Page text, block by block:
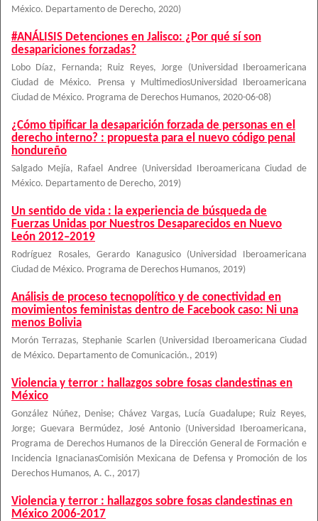
México. Departamento de Derecho, 2020)
#ANÁLISIS Detenciones en Jalisco: ¿Por qué sí son
desapariciones forzadas?
Lobo Díaz, Fernanda; Ruiz Reyes, Jorge (Universidad Iberoamericana
Ciudad de México. Prensa y MultimediosUniversidad Iberoamericana
Ciudad de México. Programa de Derechos Humanos, 2020-06-08)
¿Cómo tipificar la desaparición forzada de personas en el
derecho interno? : propuesta para el nuevo código penal
hondureño
Salgado Mejía, Rafael Andree (Universidad Iberoamericana Ciudad de
México. Departamento de Derecho, 2019)
Un sentido de vida : la experiencia de búsqueda de
Fuerzas Unidas por Nuestros Desaparecidos en Nuevo
León 2012–2019
Rodríguez Rosales, Gerardo Kanagusico (Universidad Iberoamericana
Ciudad de México. Programa de Derechos Humanos, 2019)
Análisis de proceso tecnopolítico y de conectividad en
movimientos feministas dentro de Facebook caso: Ni una
menos Bolivia
Morón Terrazas, Stephanie Scarlen (Universidad Iberoamericana Ciudad
de México. Departamento de Comunicación., 2019)
Violencia y terror : hallazgos sobre fosas clandestinas en
México
González Núñez, Denise; Chávez Vargas, Lucía Guadalupe;
Ruiz Reyes,
Jorge; Guevara Bermúdez, José Antonio (Universidad Iberoamericana,
Programa de Derechos Humanos de la Dirección General de Formación e
Incidencia IgnacianasComisión Mexicana de Defensa y Promoción de los
Derechos Humanos, A. C., 2017)
Violencia y terror : hallazgos sobre fosas clandestinas en
México 2006-2017